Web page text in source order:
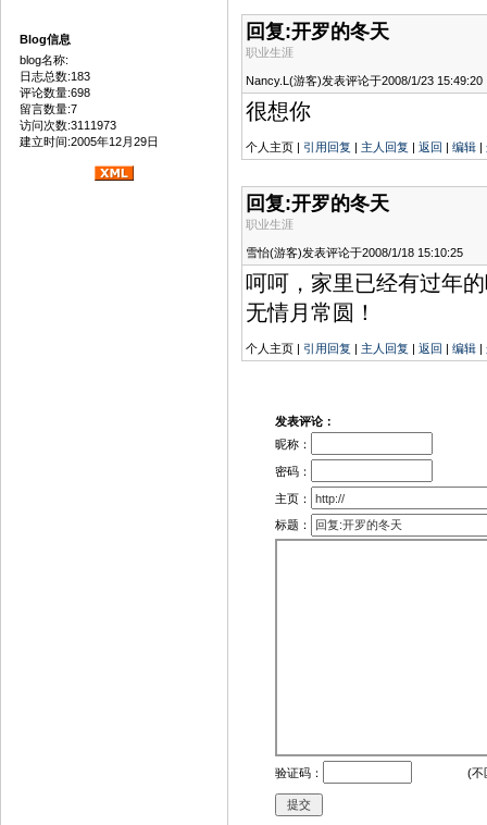
Blog信息
blog名称:
日志总数:183
评论数量:698
留言数量:7
访问次数:3111973
建立时间:2005年12月29日
回复:开罗的冬天
职业生涯
Nancy.L(游客)发表评论于2008/1/23 15:49:20
很想你
个人主页 | 引用回复 | 主人回复 | 返回 | 编辑 |
回复:开罗的冬天
职业生涯
雪怡(游客)发表评论于2008/1/18 15:10:25
呵呵，家里已经有过年
无情月常圆！
个人主页 | 引用回复 | 主人回复 | 返回 | 编辑 |
发表评论：
昵称：
密码：
主页：
标题：
验证码： (不